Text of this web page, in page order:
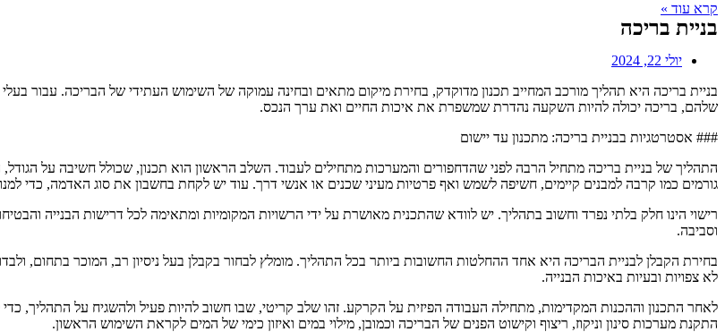
קרא עוד »
בניית בריכה
יולי 22, 2024
בניית בריכה היא תהליך מורכב המחייב תכנון מדוקדק, בחירת מיקום מתאים ובחינה עמוקה של השימוש העתידי של הבריכה. עבור
שלהם, בריכה יכולה להיות השקעה נהדרת שמשפרת את איכות החיים ואת ערך הנכס.
### אסטרטגיות בבניית בריכה: מתכנון עד יישום
התהליך של בניית בריכה מתחיל הרבה לפני שהדחפורים והמערכות מתחילים לעבוד. השלב הראשון הוא תכנון, שכולל חשיבה על
גורמים כמו קרבה למבנים קיימים, חשיפה לשמש ואף פרטיות מעיני שכנים או אנשי דרך. עוד יש לקחת בחשבון את סוג האדמה, כדי
רישוי הינו חלק בלתי נפרד וחשוב בתהליך. יש לוודא שהתכנית מאושרת על ידי הרשויות המקומיות ומתאימה לכל דרישות הבנייה
וסביבה.
בחירת הקבלן לבניית הבריכה היא אחד ההחלטות החשובות ביותר בכל התהליך. מומלץ לבחור בקבלן בעל ניסיון רב, המוכר בתחום,
לא צפויות ובעיות באיכות הבנייה.
לאחר התכנון וההכנות המקדימות, מתחילה העבודה הפיזית על הקרקע. זהו שלב קריטי, שבו חשוב להיות פעיל ולהשגיח על התהליך,
התקנת מערכות סינון וניקוז, ריצוף וקישוט הפנים של הבריכה וכמובן, מילוי במים ואיזון כימי של המים לקראת השימוש הראשון.